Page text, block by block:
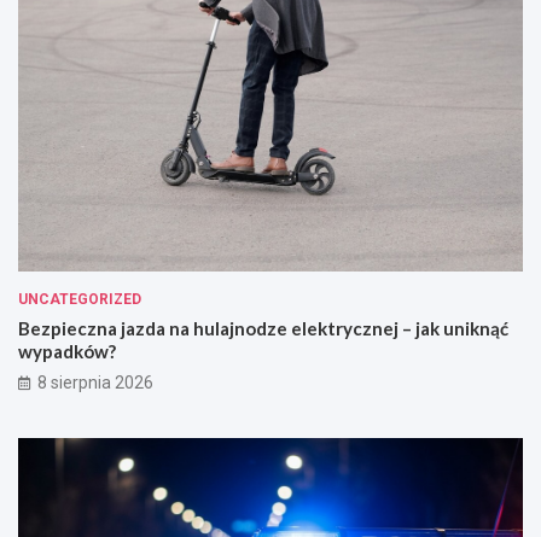
UNCATEGORIZED
Bezpieczna jazda na hulajnodze elektrycznej – jak uniknąć
wypadków?
8 sierpnia 2026